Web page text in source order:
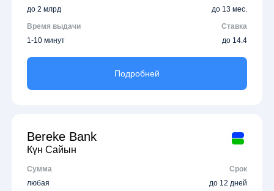
до 2 млрд
до 13 мес.
Время выдачи
Ставка
1-10 минут
до 14.4
Подробней
Bereke Bank
Күн Сайын
Сумма
Срок
любая
до 12 дней